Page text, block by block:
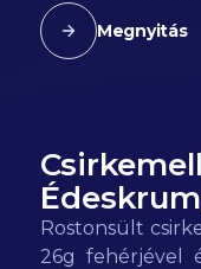
Megnyitás
118kcal
Rostonsült
26g fehérjével